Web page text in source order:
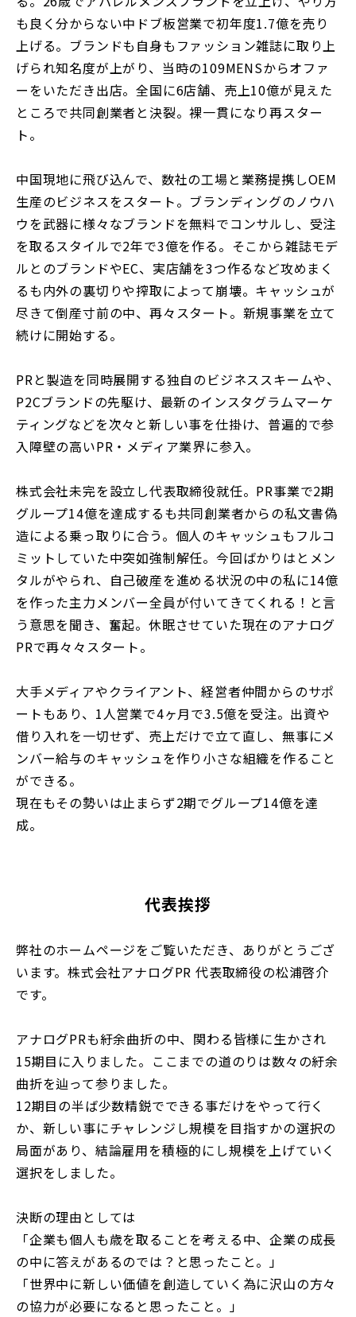
も良く分からない中ドブ板営業で初年度1.7億を売り
上げる。ブランドも自身もファッション雑誌に取り上
げられ知名度が上がり、当時の109MENSからオファ
ーをいただき出店。全国に6店舗、売上10億が見えた
ところで共同創業者と決裂。裸一貫になり再スター
ト。
中国現地に飛び込んで、数社の工場と業務提携しOEM
生産のビジネスをスタート。ブランディングのノウハ
ウを武器に様々なブランドを無料でコンサルし、受注
を取るスタイルで2年で3億を作る。そこから雑誌モデ
ルとのブランドやEC、実店舗を3つ作るなど攻めまく
るも内外の裏切りや搾取によって崩壊。キャッシュが
尽きて倒産寸前の中、再々スタート。新規事業を立て
続けに開始する。
PRと製造を同時展開する独自のビジネススキームや、
P2Cブランドの先駆け、最新のインスタグラムマーケ
ティングなどを次々と新しい事を仕掛け、普遍的で参
入障壁の高いPR・メディア業界に参入。
株式会社未完を設立し代表取締役就任。PR事業で2期
グループ14億を達成するも共同創業者からの私文書偽
造による乗っ取りに合う。個人のキャッシュもフルコ
ミットしていた中突如強制解任。今回ばかりはとメン
タルがやられ、自己破産を進める状況の中の私に14億
を作った主力メンバー全員が付いてきてくれる！と言
う意思を聞き、奮起。休眠させていた現在のアナログ
PRで再々々スタート。
大手メディアやクライアント、経営者仲間からのサポ
ートもあり、1人営業で4ヶ月で3.5億を受注。出資や
借り入れを一切せず、売上だけで立て直し、無事にメ
ンバー給与のキャッシュを作り小さな組織を作ること
ができる。
現在もその勢いは止まらず2期でグループ14億を達
成。
代表挨拶
弊社のホームページをご覧いただき、ありがとうござ
います。株式会社アナログPR 代表取締役の松浦啓介
です。
アナログPRも紆余曲折の中、関わる皆様に生かされ
15期目に入りました。ここまでの道のりは数々の紆余
曲折を辿って参りました。
12期目の半ば少数精鋭でできる事だけをやって行く
か、新しい事にチャレンジし規模を目指すかの選択の
局面があり、結論雇用を積極的にし規模を上げていく
選択をしました。
決断の理由としては
「企業も個人も歳を取ることを考える中、企業の成長
の中に答えがあるのでは？と思ったこと。」
「世界中に新しい価値を創造していく為に沢山の方々
の協力が必要になると思ったこと。」